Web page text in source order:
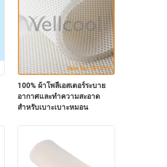
100% ผ้าโพลีเอสเตอร์ระบาย
อากาศและทำความสะอาด
สำหรับเบาะเบาะหมอน